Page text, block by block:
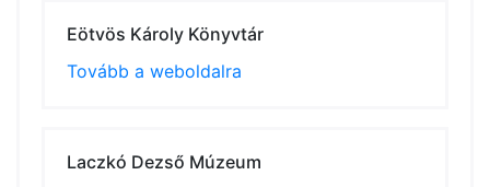
Eötvös Károly Könyvtár
Tovább a weboldalra
Laczkó Dezső Múzeum